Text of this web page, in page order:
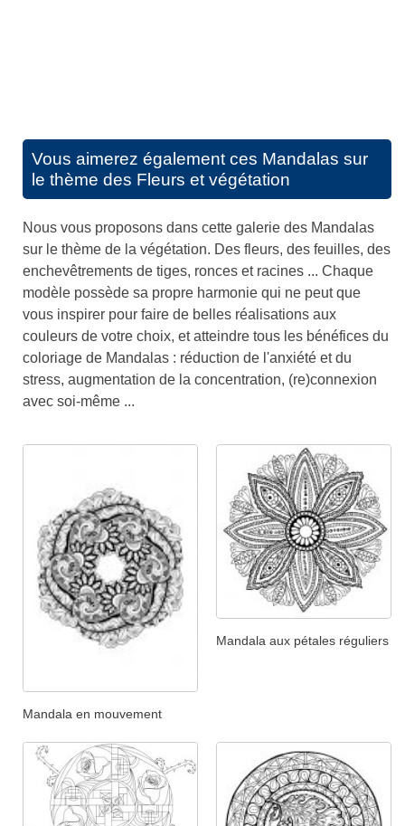
Vous aimerez également ces Mandalas sur
le thème des Fleurs et végétation
Nous vous proposons dans cette galerie des Mandalas
sur le thème de la végétation. Des fleurs, des feuilles, des
enchevêtrements de tiges, ronces et racines ... Chaque
modèle possède sa propre harmonie qui ne peut que
vous inspirer pour faire de belles réalisations aux
couleurs de votre choix, et atteindre tous les bénéfices du
coloriage de Mandalas : réduction de l'anxiété et du
stress, augmentation de la concentration, (re)connexion
avec soi-même ...
Mandala en mouvement
Mandala aux pétales réguliers